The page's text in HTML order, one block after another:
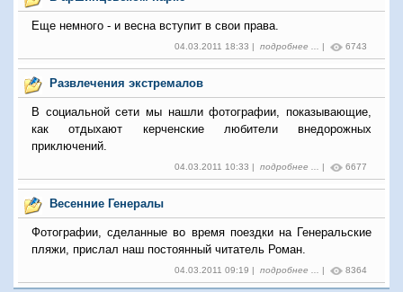
Еще немного - и весна вступит в свои права.
04.03.2011 18:33 | подробнее ... | 6743
Развлечения экстремалов
В социальной сети мы нашли фотографии, показывающие,
как отдыхают керченские любители внедорожных
приключений.
04.03.2011 10:33 | подробнее ... | 6677
Весенние Генералы
Фотографии, сделанные во время поездки на Генеральские
пляжи, прислал наш постоянный читатель Роман.
04.03.2011 09:19 | подробнее ... | 8364